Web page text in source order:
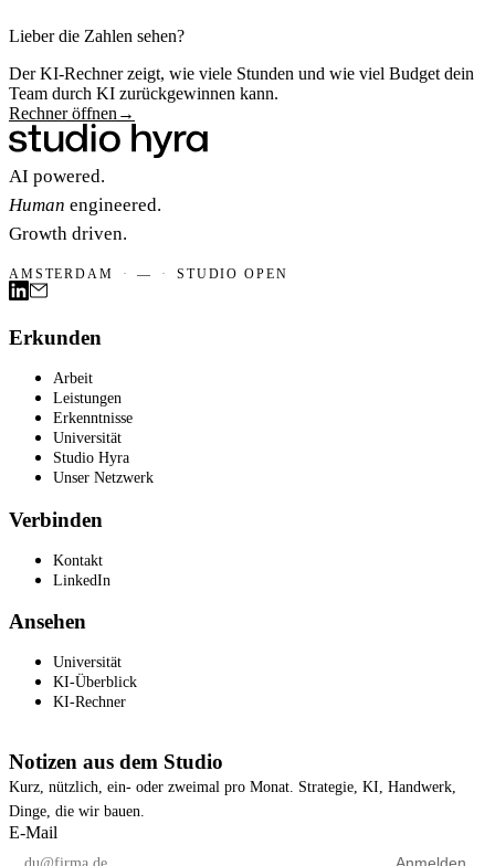
Lieber die Zahlen sehen?
Der KI-Rechner zeigt, wie viele Stunden und wie viel Budget dein
Team durch KI zurückgewinnen kann.
Rechner öffnen →
AI powered.
Human engineered.
Growth driven.
AMSTERDAM · — · STUDIO OPEN
Erkunden
Arbeit
Leistungen
Erkenntnisse
Universität
Studio Hyra
Unser Netzwerk
Verbinden
Kontakt
LinkedIn
Ansehen
Universität
KI-Überblick
KI-Rechner
Notizen aus dem Studio
Kurz, nützlich, ein- oder zweimal pro Monat. Strategie, KI, Handwerk,
Dinge, die wir bauen.
E-Mail